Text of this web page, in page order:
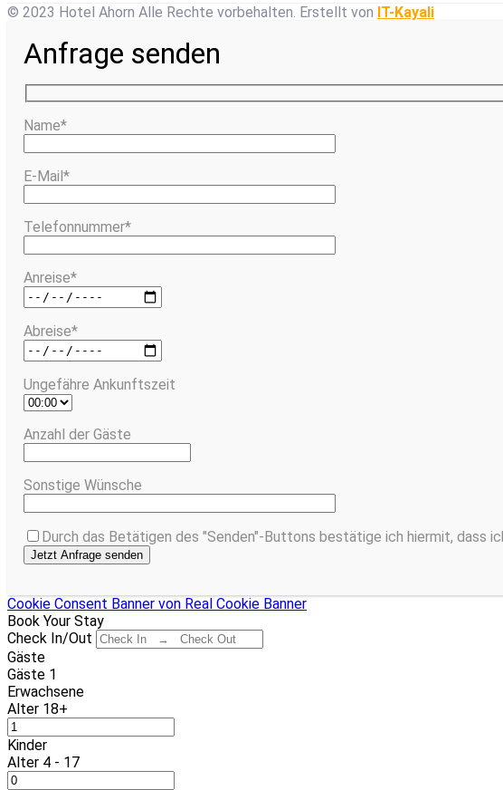
© 2023 Hotel Ahorn Alle Rechte vorbehalten. Erstellt von IT-Kayali
Anfrage senden
Name*
E-Mail*
Telefonnummer*
Anreise*
Abreise*
Ungefähre Ankunftszeit
Anzahl der Gäste
Sonstige Wünsche
Durch das Betätigen des "Senden"-Buttons bestätige ich hiermit, dass
Cookie Consent Banner von Real Cookie Banner
Book Your Stay
Check In/Out
Gäste
Gäste 1
Erwachsene
Alter 18+
Kinder
Alter 4 - 17